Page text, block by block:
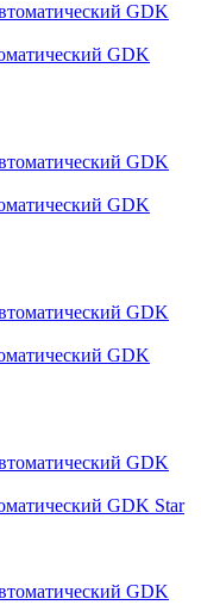
GDK
GDK
GDK
GDK Star